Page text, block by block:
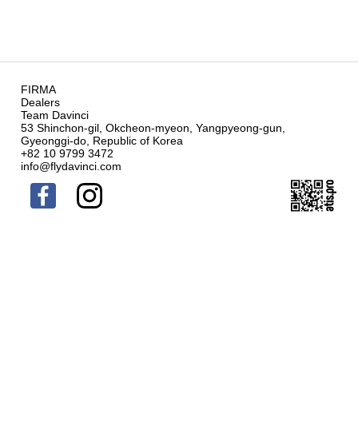
FIRMA
Dealers
Team Davinci
53 Shinchon-gil, Okcheon-myeon, Yangpyeong-gun,
Gyeonggi-do, Republic of Korea
+82 10 9799 3472
info@flydavinci.com